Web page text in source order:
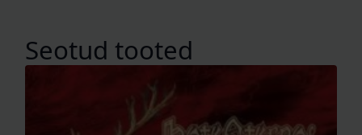
Seotud tooted